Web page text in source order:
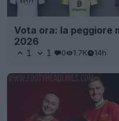
Vota ora: la peggiore
2026
1 1 0 1.7K 14h